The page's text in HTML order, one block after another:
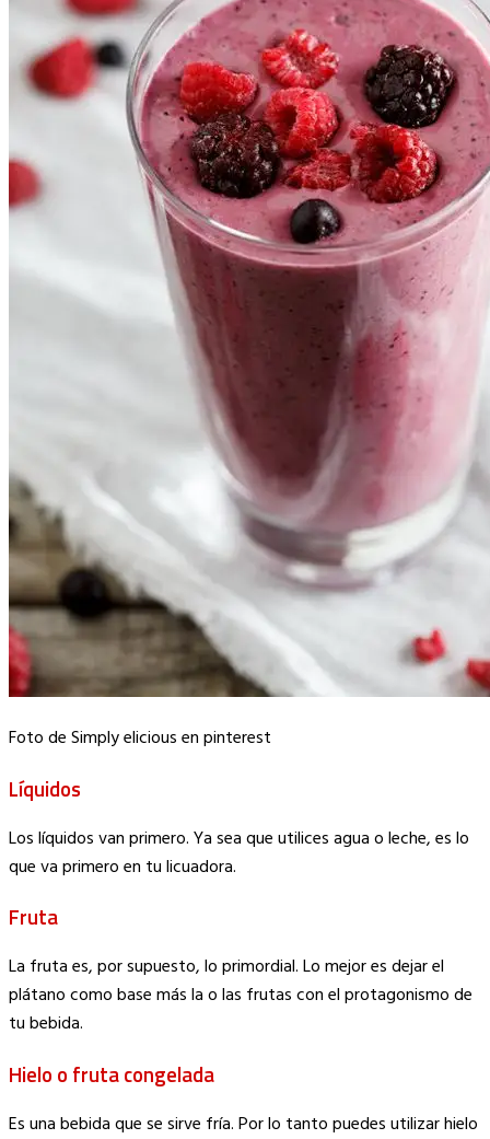
Foto de Simply elicious en pinterest
Líquidos
Los líquidos van primero. Ya sea que utilices agua o leche, es lo
que va primero en tu licuadora.
Fruta
La fruta es, por supuesto, lo primordial. Lo mejor es dejar el
plátano como base más la o las frutas con el protagonismo de
tu bebida.
Hielo o fruta congelada
Es una bebida que se sirve fría. Por lo tanto puedes utilizar hielo